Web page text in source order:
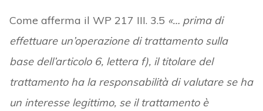
Come afferma il WP 217 III. 3.5 «… prima di
effettuare un’operazione di trattamento sulla
base dell’articolo 6, lettera f), il titolare del
trattamento ha la responsabilità di valutare se ha
un interesse legittimo, se il trattamento è